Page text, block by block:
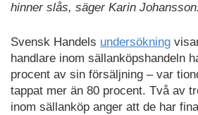
hinner slås, säger Karin Johansson.
Svensk Handels undersökning
handlare inom sällanköpshandeln
procent av sin försäljning – var
tappat mer än 80 procent. Två av
inom sällanköp anger att de har